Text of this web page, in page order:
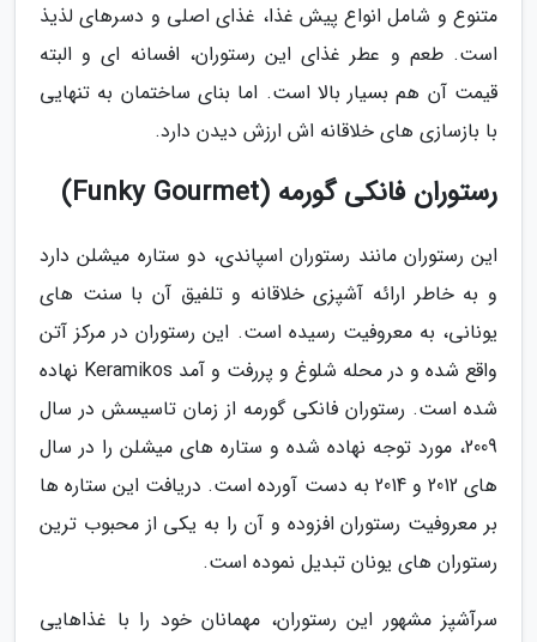
متنوع و شامل انواع پیش غذا، غذای اصلی و دسرهای لذیذ
است. طعم و عطر غذای این رستوران، افسانه ای و البته
قیمت آن هم بسیار بالا است. اما بنای ساختمان به تنهایی
با بازسازی های خلاقانه اش ارزش دیدن دارد.
رستوران فانکی گورمه (Funky Gourmet)
این رستوران مانند رستوران اسپاندی، دو ستاره میشلن دارد
و به خاطر ارائه آشپزی خلاقانه و تلفیق آن با سنت های
یونانی، به معروفیت رسیده است. این رستوران در مرکز آتن
واقع شده و در محله شلوغ و پررفت و آمد Keramikos نهاده
شده است. رستوران فانکی گورمه از زمان تاسیسش در سال
2009، مورد توجه نهاده شده و ستاره های میشلن را در سال
های 2012 و 2014 به دست آورده است. دریافت این ستاره ها
بر معروفیت رستوران افزوده و آن را به یکی از محبوب ترین
رستوران های یونان تبدیل نموده است.
سرآشپز مشهور این رستوران، مهمانان خود را با غذاهایی